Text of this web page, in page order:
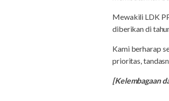
Mewakili LDK
diberikan di
Kami berharap
prioritas,
[Kelembagaan